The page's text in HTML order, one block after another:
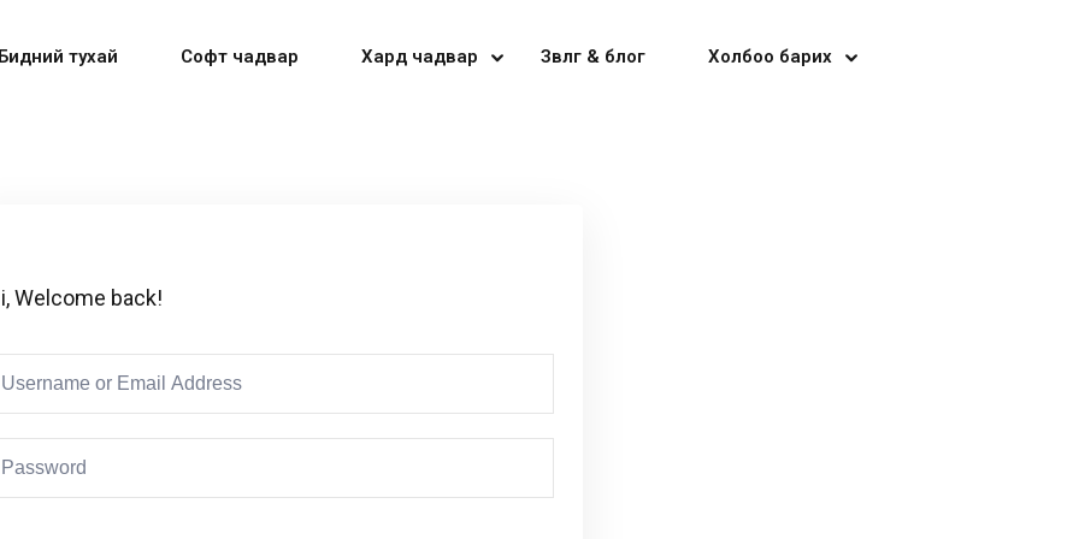
тухай Софт чадвар Хард чадвар Зөвлөгөө & блог Холбоо барих
Welcome back!
Don’t have an account?Sign up